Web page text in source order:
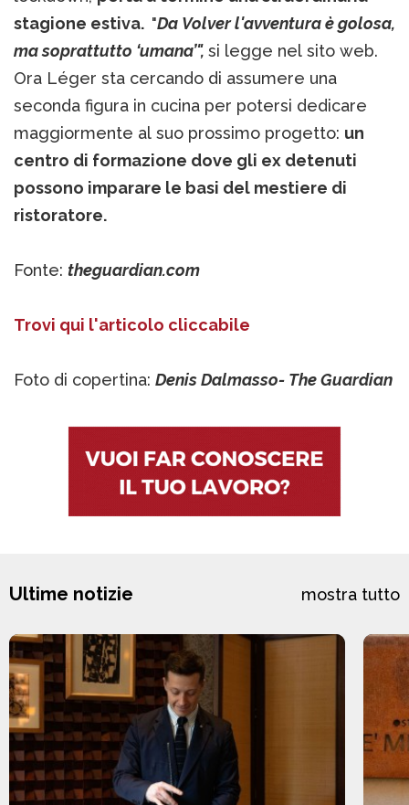
stagione estiva. "Da Volver l'avventura è golosa,
ma soprattutto ‘umana’", si legge nel sito web.
Ora Léger sta cercando di assumere una
seconda figura in cucina per potersi dedicare
maggiormente al suo prossimo progetto: un
centro di formazione dove gli ex detenuti
possono imparare le basi del mestiere di
ristoratore.
Fonte: theguardian.com
Trovi qui l'articolo cliccabile
Foto di copertina: Denis Dalmasso- The Guardian
Ultime notizie mostra tutto